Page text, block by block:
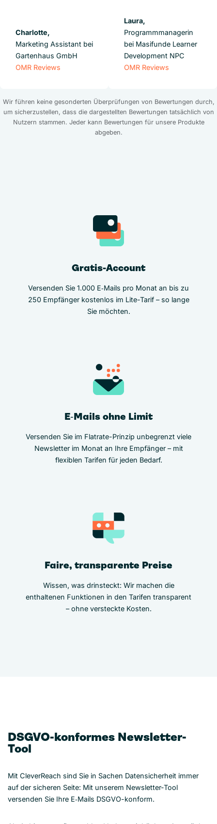
Charlotte,
Marketing Assistant bei
Gartenhaus GmbH
OMR Reviews
Laura,
Programmmanagerin
bei Masifunde Learner
Development NPC
OMR Reviews
Wir führen keine gesonderten Überprüfungen von Bewertungen durch,
um sicherzustellen, dass die dargestellten Bewertungen tatsächlich von
Nutzern stammen. Jeder kann Bewertungen für unsere Produkte
abgeben.
Gratis-Account
Versenden Sie 1.000 E‑Mails pro Monat an bis zu
250 Empfänger kostenlos im Lite-Tarif – so lange
Sie möchten.
E‑Mails ohne Limit
Versenden Sie im Flatrate-Prinzip unbegrenzt viele
Newsletter im Monat an Ihre Empfänger – mit
flexiblen Tarifen für jeden Bedarf.
Faire, transparente Preise
Wissen, was drinsteckt: Wir machen die
enthaltenen Funktionen in den Tarifen transparent
– ohne versteckte Kosten.
DSGVO-konformes Newsletter-
Tool
Mit CleverReach sind Sie in Sachen Datensicherheit immer
auf der sicheren Seite: Mit unserem Newsletter-Tool
versenden Sie Ihre E‑Mails DSGVO-konform.